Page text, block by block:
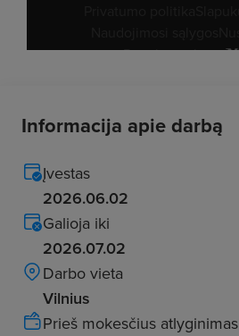
Informacija apie darbą
Įvestas
2026.06.02
Galioja iki
2026.07.02
Darbo vieta
Vilnius
Prieš mokesčius atlyginimas